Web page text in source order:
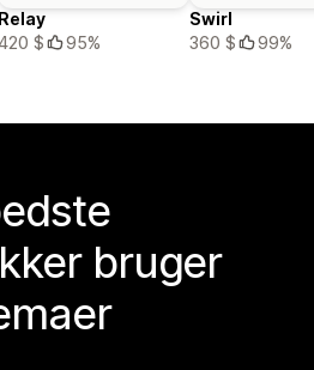
Relay
$
95%
Swirl
360 $
99%
bruger